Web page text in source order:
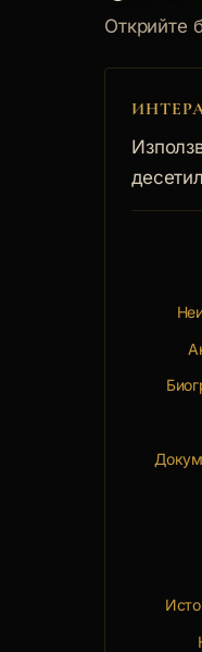
Открийте